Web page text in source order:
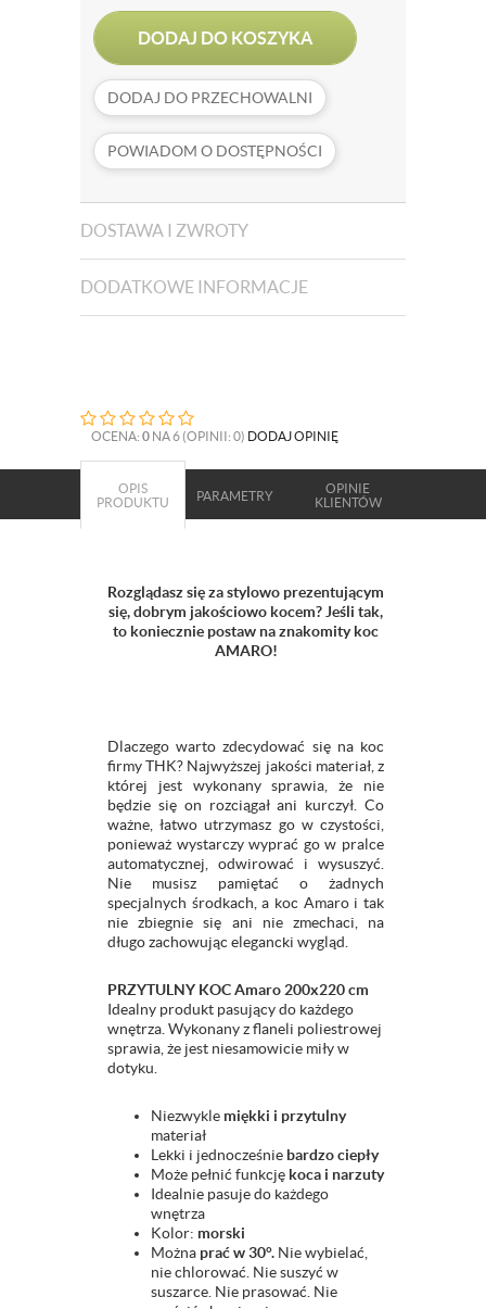
DODAJ DO KOSZYKA
DODAJ DO PRZECHOWALNI
POWIADOM O DOSTĘPNOŚCI
DOSTAWA I ZWROTY
DODATKOWE INFORMACJE
OCENA: 0 NA 6 (OPINII: 0) DODAJ OPINIĘ
OPIS
PRODUKTU
PARAMETRY
OPINIE
KLIENTÓW
Rozglądasz się za stylowo prezentującym
się, dobrym jakościowo kocem? Jeśli tak,
to koniecznie postaw na znakomity koc
AMARO!
Dlaczego warto zdecydować się na koc
firmy THK? Najwyższej jakości materiał, z
której jest wykonany sprawia, że nie
będzie się on rozciągał ani kurczył. Co
ważne, łatwo utrzymasz go w czystości,
ponieważ wystarczy wyprać go w pralce
automatycznej, odwirować i wysuszyć.
Nie musisz pamiętać o żadnych
specjalnych środkach, a koc Amaro i tak
nie zbiegnie się ani nie zmechaci, na
długo zachowując elegancki wygląd.
PRZYTULNY KOC Amaro 200x220 cm
Idealny produkt pasujący do każdego
wnętrza. Wykonany z flaneli poliestrowej
sprawia, że jest niesamowicie miły w
dotyku.
Niezwykle miękki i przytulny
materiał
Lekki i jednocześnie bardzo ciepły
Może pełnić funkcję koca i narzuty
Idealnie pasuje do każdego
wnętrza
Kolor: morski
Można prać w 30°. Nie wybielać,
nie chlorować. Nie suszyć w
suszarce. Nie prasować. Nie